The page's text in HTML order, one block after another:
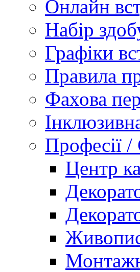
Онлайн
Набір
Графіки
Правила
Фахова
Професії /
Центр